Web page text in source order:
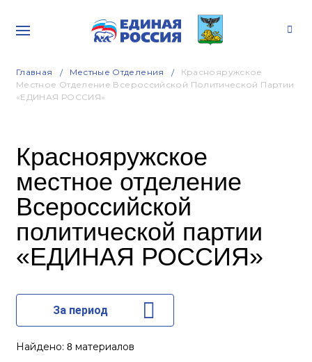
Главная Местные Отделения
Краснояружское
Местное Отделение Всероссийской Политической Партии
«ЕДИНАЯ РОССИЯ»
Краснояружское
местное отделение
Всероссийской
политической партии
«ЕДИНАЯ РОССИЯ»
За период
Найдено: 8 материалов